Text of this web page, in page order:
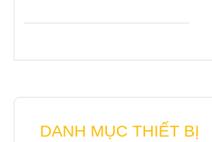
DANH MỤC THIẾT BỊ